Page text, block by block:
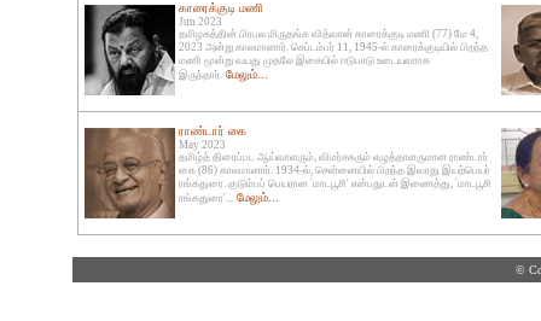
காரைக்குடி மணி
Jun 2023
தமிழகத்தின் பிரபல மிருதங்க வித்வான் காரைக்குடி மணி (77) மே 4,
2023 அன்று காலமானார். செப்டம்பர் 11, 1945-ல் காரைக்குடியில் பிறந்த
மணி மூன்று வயது முதலே இசையில் ஈடுபாடு உடையவராக
இருந்தார். மேலும்...
ராண்டார் கை
May 2023
தமிழ்த் திரைப்பட ஆய்வாளரும், விமர்சகரும் எழுத்தாளருமான ராண்டார்
கை (86) காலமானார். 1934-ல், சென்னையில் பிறந்த இவரது இயற்பெயர்
ரங்கதுரை. குடும்பப் பெயரான 'மாடபூசி' என்பதுடன் இணைத்து, 'மாடபூசி
ரங்கதுரை'... மேலும்...
©